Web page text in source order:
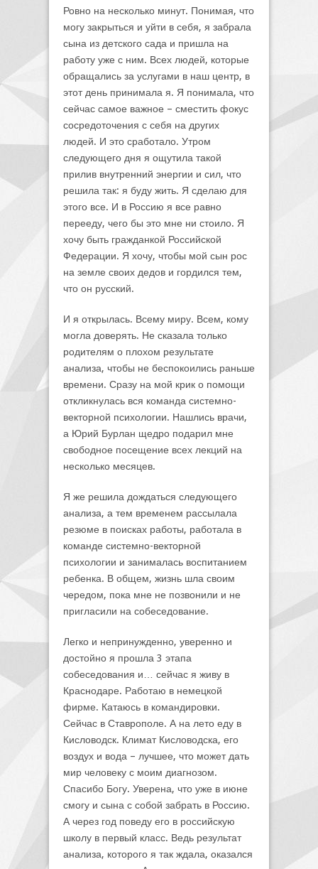
Ровно на несколько минут. Понимая, что
могу закрыться и уйти в себя, я забрала
сына из детского сада и пришла на
работу уже с ним. Всех людей, которые
обращались за услугами в наш центр, в
этот день принимала я. Я понимала, что
сейчас самое важное – сместить фокус
сосредоточения с себя на других
людей. И это сработало. Утром
следующего дня я ощутила такой
прилив внутренний энергии и сил, что
решила так: я буду жить. Я сделаю для
этого все. И в Россию я все равно
перееду, чего бы это мне ни стоило. Я
хочу быть гражданкой Российской
Федерации. Я хочу, чтобы мой сын рос
на земле своих дедов и гордился тем,
что он русский.
И я открылась. Всему миру. Всем, кому
могла доверять. Не сказала только
родителям о плохом результате
анализа, чтобы не беспокоились раньше
времени. Сразу на мой крик о помощи
откликнулась вся команда системно-
векторной психологии. Нашлись врачи,
а Юрий Бурлан щедро подарил мне
свободное посещение всех лекций на
несколько месяцев.
Я же решила дождаться следующего
анализа, а тем временем рассылала
резюме в поисках работы, работала в
команде системно-векторной
психологии и занималась воспитанием
ребенка. В общем, жизнь шла своим
чередом, пока мне не позвонили и не
пригласили на собеседование.
Легко и непринужденно, уверенно и
достойно я прошла 3 этапа
собеседования и… сейчас я живу в
Краснодаре. Работаю в немецкой
фирме. Катаюсь в командировки.
Сейчас в Ставрополе. А на лето еду в
Кисловодск. Климат Кисловодска, его
воздух и вода – лучшее, что может дать
мир человеку с моим диагнозом.
Спасибо Богу. Уверена, что уже в июне
смогу и сына с собой забрать в Россию.
А через год поведу его в российскую
школу в первый класс. Ведь результат
анализа, которого я так ждала, оказался